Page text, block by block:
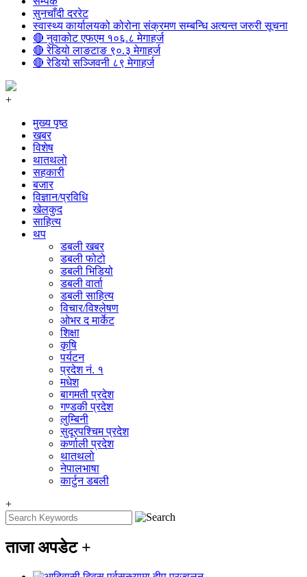
सुनचाँदी दररेट
स्वास्थ्य कार्यालयको कोरोना संक्रमण सम्बन्धि अत्यन्त जरुरी सूचना
🔴 नुवाकोट एफएम १०६.८ मेगाहर्ज
🔴 रेडियो लाङटाङ ९०.३ मेगाहर्ज
🔴 रेडियो सञ्जिवनी ८९ मेगाहर्ज
+
मुख्य पृष्ठ
खबर
विशेष
थातथलो
सहकारी
बजार
विज्ञान/प्रविधि
खेलकुद
साहित्य
थप
डबली खबर
डबली फोटो
डबली भिडियो
डबली वार्ता
डबली साहित्य
विचार/विश्‍लेषण
ओभर द मार्केट
शिक्षा
कृषि
पर्यटन
प्रदेश नं. १
मधेश
बागमती प्रदेश
गण्डकी प्रदेश
लुम्बिनी
सुदूरपश्चिम प्रदेश
कर्णाली प्रदेश
थातथलो
नेपालभाषा
कार्टुन डबली
+
ताजा अपडेट +